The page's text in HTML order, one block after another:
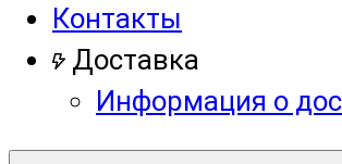
Контакты
Доставка
Информация о